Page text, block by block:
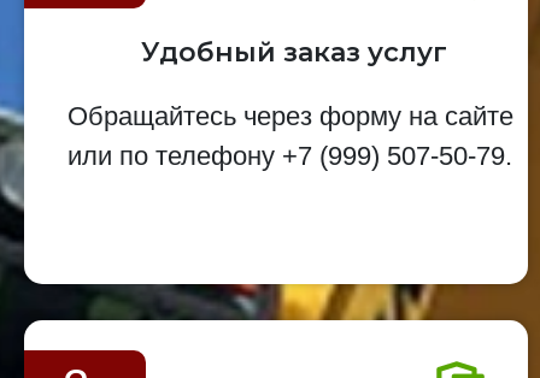
Удобный заказ услуг
Обращайтесь через форму на сайте
или по телефону +7 (999) 507-50-79.